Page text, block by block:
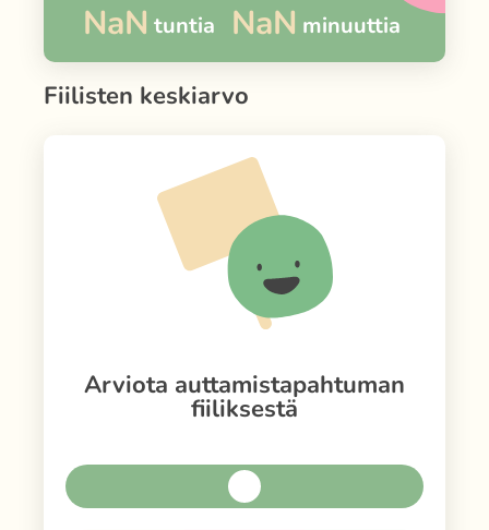
NaN tuntia NaN minuuttia
Fiilisten keskiarvo
Arviota auttamistapahtuman
fiiliksestä